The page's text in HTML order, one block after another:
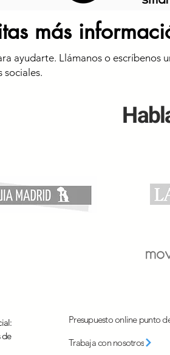
más
ayudarte. Llámanos o escríbenos
sociales.
de
Presupuesto online punto
Trabaja con nosotros